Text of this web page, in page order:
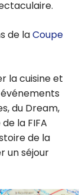
de laCoupe
la cuisine et
du Dream,
la FIFA
de la
un séjour